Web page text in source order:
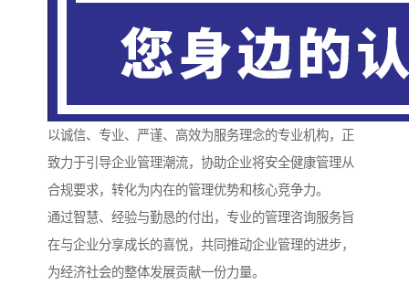
以诚信、专业、严谨、高效为服务理念的专业机构，正
致力于引导企业管理潮流，协助企业将安全健康管理从
合规要求，转化为内在的管理优势和核心竞争力。
通过智慧、经验与勤恳的付出，专业的管理咨询服务旨
在与企业分享成长的喜悦，共同推动企业管理的进步，
为经济社会的整体发展贡献一份力量。